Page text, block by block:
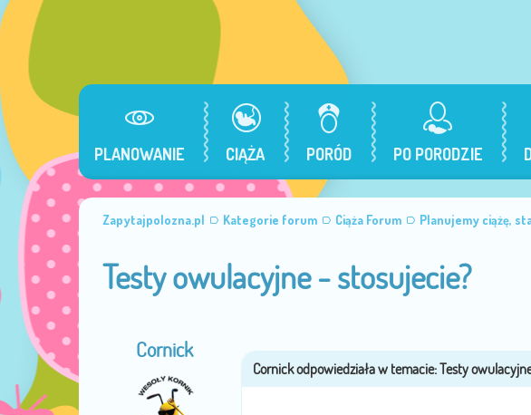
PLANOWANIE CIĄŻA PORÓD PO PORODZIE
Zapytajpolozna.pl Kategorie forum Ciąża Forum Planujemy ciążę,
Testy owulacyjne - stosujecie?
Cornick